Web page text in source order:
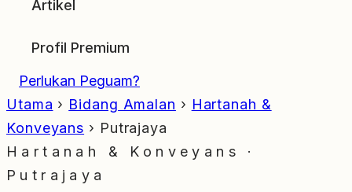
Artikel
Profil Premium
Perlukan Peguam?
Utama › Bidang Amalan › Hartanah &
Konveyans › Putrajaya
Hartanah & Konveyans ·
Putrajaya